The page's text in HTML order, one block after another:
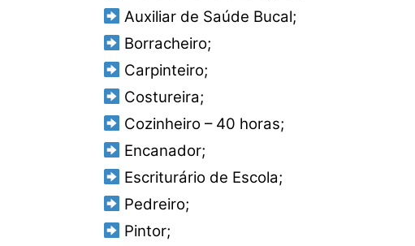
Auxiliar de Saúde Bucal;
Borracheiro;
Carpinteiro;
Costureira;
Cozinheiro – 40 horas;
Encanador;
Escriturário de Escola;
Pedreiro;
Pintor;